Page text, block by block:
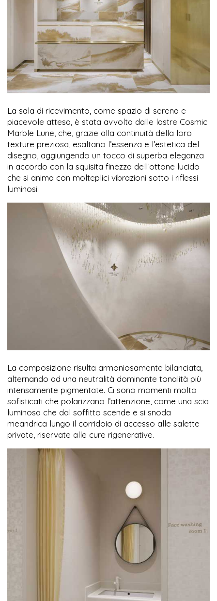
La sala di ricevimento, come spazio di serena e
piacevole attesa, è stata avvolta dalle lastre Cosmic
Marble Lune, che, grazie alla continuità della loro
texture preziosa, esaltano l’essenza e l’estetica del
disegno, aggiungendo un tocco di superba eleganza
in accordo con la squisita finezza dell’ottone lucido
che si anima con molteplici vibrazioni sotto i riflessi
luminosi.
La composizione risulta armoniosamente bilanciata,
alternando ad una neutralità dominante tonalità più
intensamente pigmentate. Ci sono momenti molto
sofisticati che polarizzano l’attenzione, come una scia
luminosa che dal soffitto scende e si snoda
meandrica lungo il corridoio di accesso alle salette
private, riservate alle cure rigenerative.